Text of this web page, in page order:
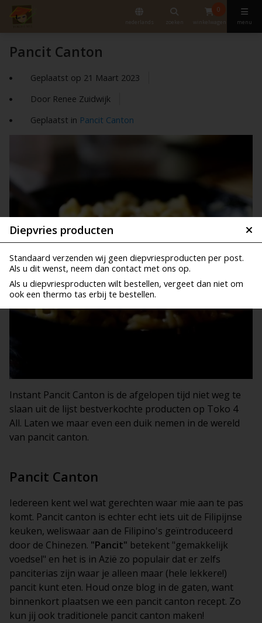
nederlands zoeken
0
winkelwagen menu
Diepvries producten
Standaard verzenden wij geen diepvriesproducten per post.
Als u dit wenst, neem dan contact met ons op.
Als u diepvriesproducten wilt bestellen, vergeet dan niet om
ook een thermo tas erbij te bestellen.
Pancit Canton
Geplaatst op 21 Maart 2023
Door Renee Zuidwijk
Geplaatst in Pancit Canton
Instant Pancit Canton is de afgelopen tijd niet weg te
slaan uit de lijst bestverkochte producten op Toko 4
All. Laten we maar even een duik nemen in de wereld
van pancit canton.
Pancit Canton
Iedereen kent wel wat gerechten waar mie aan te pas
komt. Pancit canton is echter echt iets uit de Filipijnse
keuken, weliswaar aan de Filipino's geïntroduceerd
door de Chinezen. "Pancit" betekent "gemakkelijk
voedsel" en het is in Azië zo populair dat er zelfs
panciterias zijn waar je alleen maar (hele lekkere!)
pancit kunt eten. Houd onze blog in de gaten, want
binnenkort plaatsen we een pancit canton recept. Zo
kun jij ook traditionele pancit canton maken!